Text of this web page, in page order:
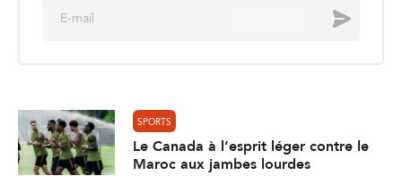
Envoyer
SPORTS
Le Canada à l’esprit léger contre le
Maroc aux jambes lourdes